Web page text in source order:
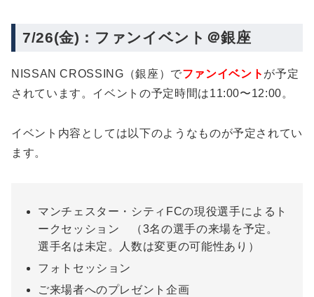
7/26(金)：ファンイベント＠銀座
NISSAN CROSSING（銀座）でファンイベント が予定
されています。イベントの予定時間は11:00〜12:00。
イベント内容としては以下のようなものが予定されてい
ます。
マンチェスター・シティFCの現役選手によるト
ークセッション （3名の選手の来場を予定。
選手名は未定。人数は変更の可能性あり）
フォトセッション
ご来場者へのプレゼント企画